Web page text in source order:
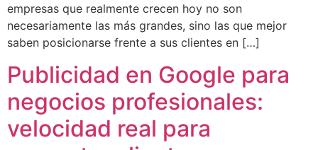
empresas que realmente crecen hoy no son
necesariamente las más grandes, sino las que mejor
saben posicionarse frente a sus clientes en […]
Publicidad en Google para
negocios profesionales:
velocidad real para